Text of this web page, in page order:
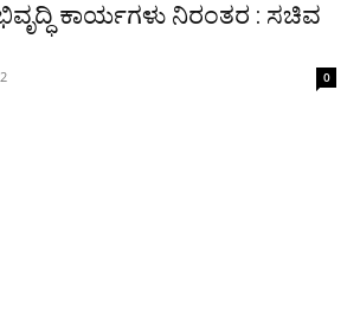
ಕಾರ್ಯಗಳು‌ ನಿರಂತರ : ಸಚಿವ
0